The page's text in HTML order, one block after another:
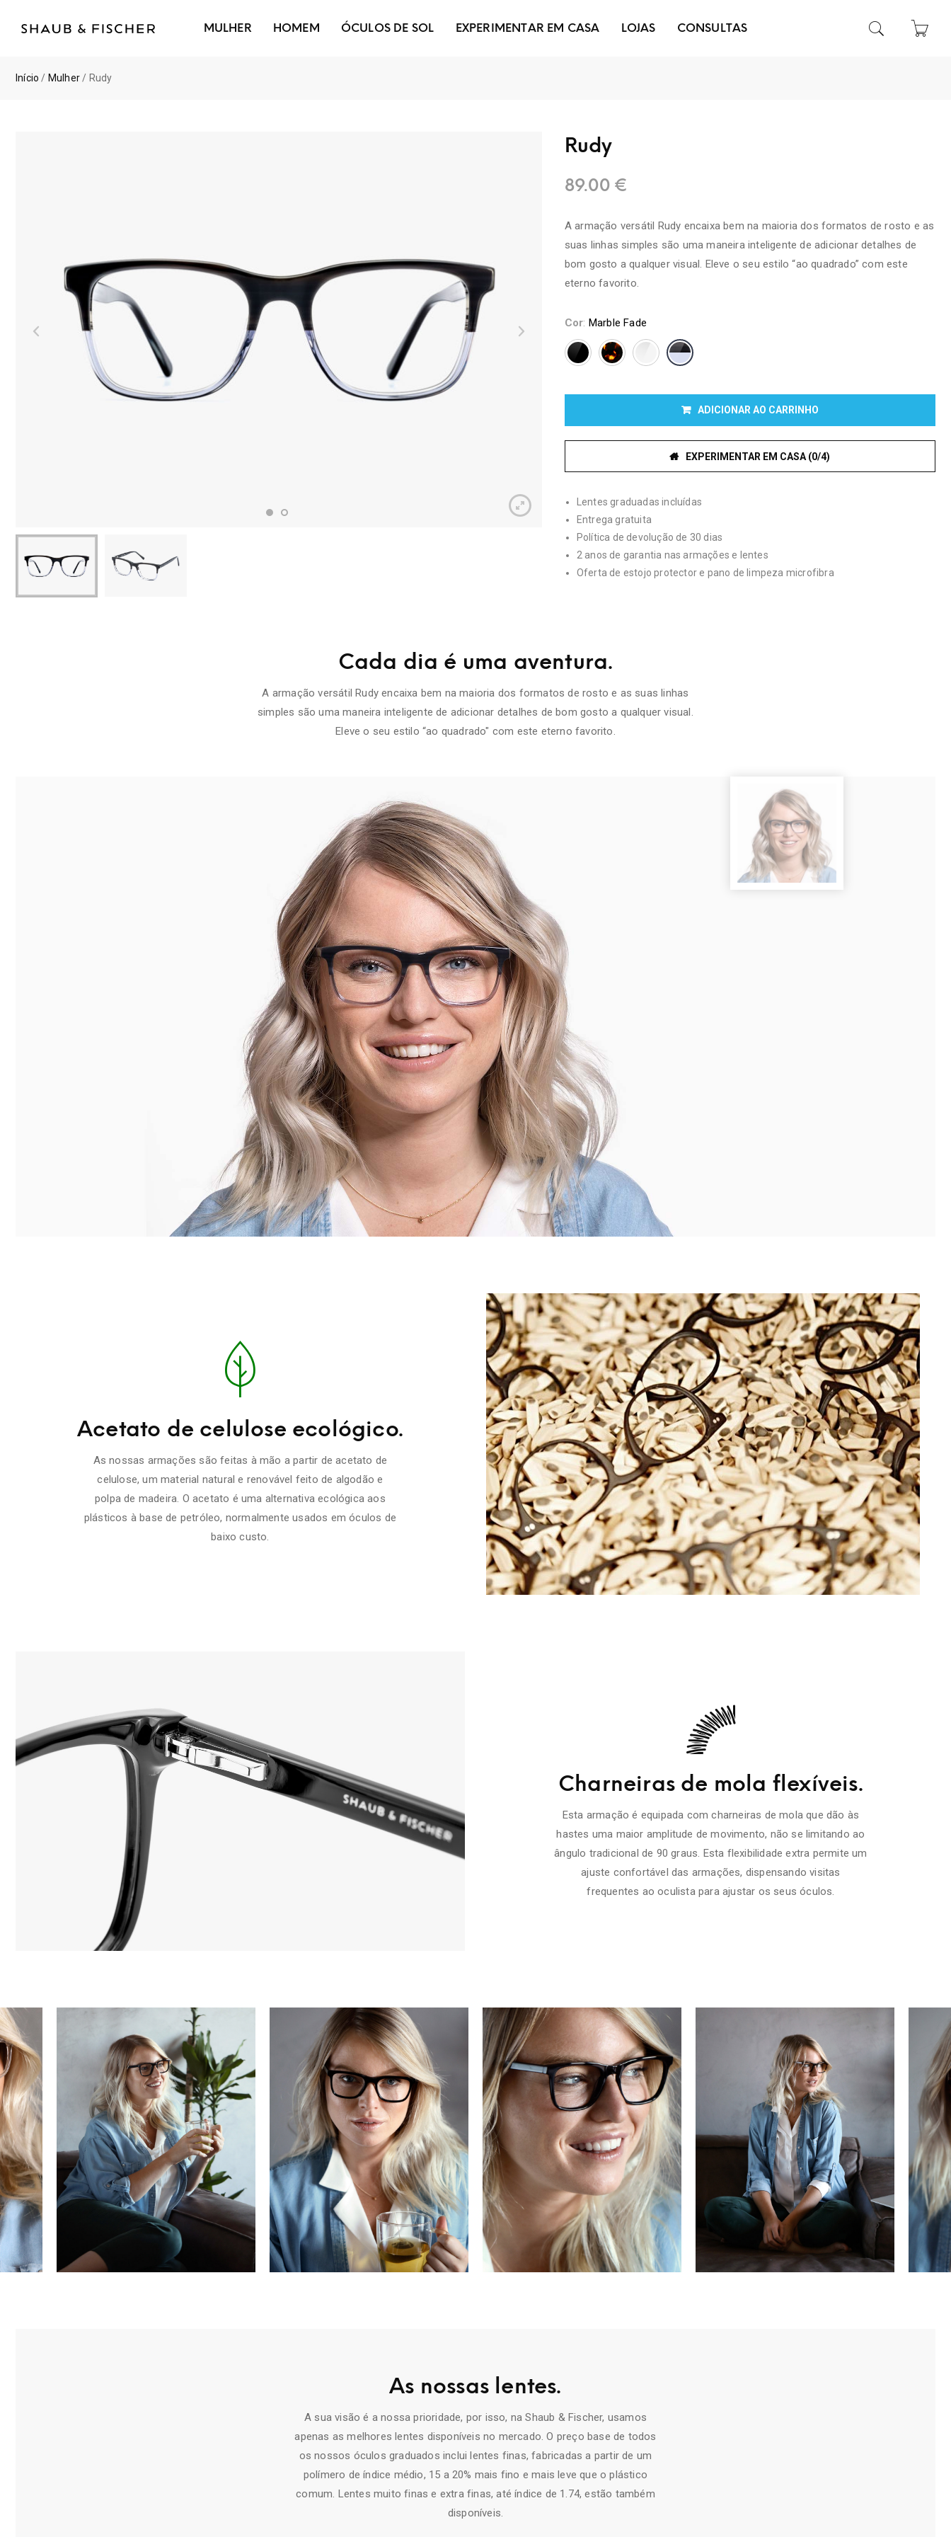
MULHER HOMEM ÓCULOS DE SOL EXPERIMENTAR EM CASA LOJAS CONSULTAS
Início / Mulher / Rudy
Rudy
89.00€
A armação versátil Rudy encaixa bem na maioria dos formatos de rosto e as
suas linhas simples são uma maneira inteligente de adicionar detalhes de
bom gosto a qualquer visual. Eleve o seu estilo “ao quadrado” com este
eterno favorito.
Cor: Marble Fade
ADICIONAR AO CARRINHO
EXPERIMENTAR EM CASA (0/4)
Lentes graduadas incluídas
Entrega gratuita
Política de devolução de 30 dias
2 anos de garantia nas armações e lentes
Oferta de estojo protector e pano de limpeza microfibra
Cada dia é uma aventura.
A armação versátil Rudy encaixa bem na maioria dos formatos de rosto e as suas linhas
simples são uma maneira inteligente de adicionar detalhes de bom gosto a qualquer visual.
Eleve o seu estilo “ao quadrado" com este eterno favorito.
Acetato de celulose ecológico.
As nossas armações são feitas à mão a partir de acetato de
celulose, um material natural e renovável feito de algodão e
polpa de madeira. O acetato é uma alternativa ecológica aos
plásticos à base de petróleo, normalmente usados em óculos de
baixo custo.
Charneiras de mola flexíveis.
Esta armação é equipada com charneiras de mola que dão às
hastes uma maior amplitude de movimento, não se limitando ao
ângulo tradicional de 90 graus. Esta flexibilidade extra permite um
ajuste confortável das armações, dispensando visitas
frequentes ao oculista para ajustar os seus óculos.
As nossas lentes.
A sua visão é a nossa prioridade, por isso, na Shaub & Fischer, usamos
apenas as melhores lentes disponíveis no mercado. O preço base de todos
os nossos óculos graduados inclui lentes finas, fabricadas a partir de um
polímero de índice médio, 15 a 20% mais fino e mais leve que o plástico
comum. Lentes muito finas e extra finas, até índice de 1.74, estão também
disponíveis.